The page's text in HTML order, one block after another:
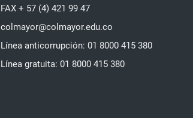
FAX + 57 (4) 421 99 47
colmayor@colmayor.edu.co
Línea anticorrupción: 01 8000 415 380
Línea gratuita: 01 8000 415 380